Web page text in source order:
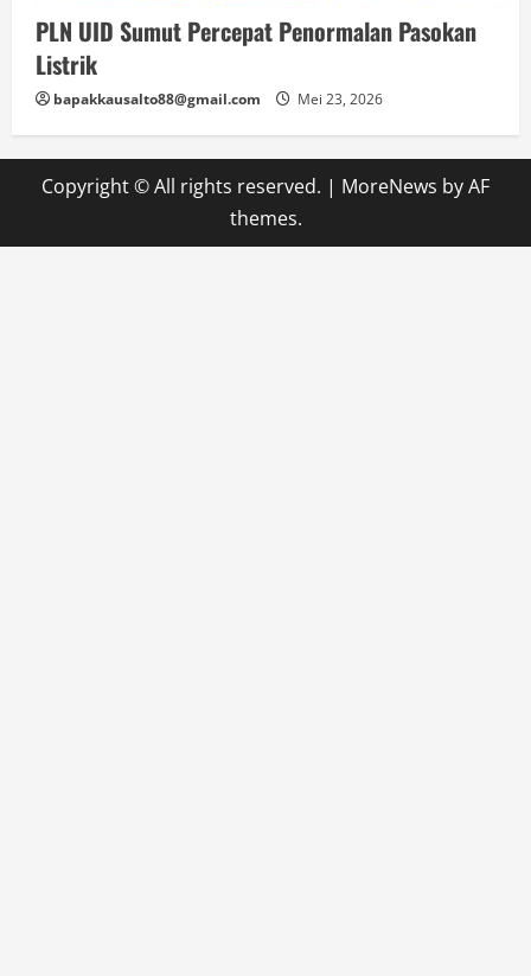
PLN UID Sumut Percepat Penormalan Pasokan
Listrik
bapakkausalto88@gmail.com Mei 23, 2026
Copyright © All rights reserved. | MoreNews by AF
themes.